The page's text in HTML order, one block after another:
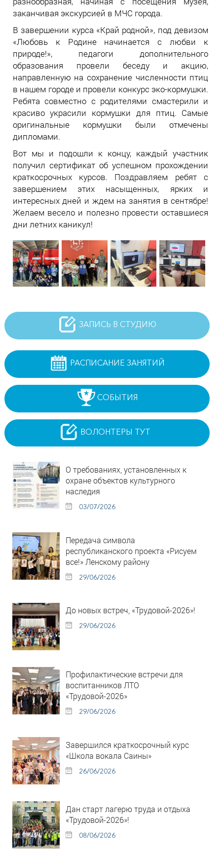
заканчивая экскурсией в МЧС города.
В завершении курса «Край родной», под девизом
«Любовь к Родине начинается с любви к
природе!», педагоги дополнительного
образования провели беседу и акцию,
направленную на сохранение численности птиц
в нашем городе и провели конкурс эко-кормушки.
Ребята совместно с родителями смастерили и
красиво украсили кормушки для птиц. Самые
оригинальные кормушки были отмечены
дипломами.
Вот мы и подошли к концу, каждый участник
получил сертификат об успешном прохождении
краткосрочных курсов. Поздравляем ребят с
завершением этих насыщенных, ярких и
интересных дней и ждем на занятия в сентябре!
Желаем весело и полезно провести оставшиеся
дни летних каникул!
ЗАПИСЬ В СТУДИЮ
РАСПИСАНИЕ ЗАНЯТИЙ
СОБЫТИЯ
ВОЛОНТЕРЫ ТУТ
О требованиях, установленных к
охране объектов культурного
наследия
03/07/2026
Передача символа
республиканского проекта «Рисуем
все!» Ленскому району
29/06/2026
До новых встреч, «Трудовой-2026»!
29/06/2026
Профилактические встречи для
воспитанников ЛТО
«Трудовой-2026»
29/06/2026
Завершился краткосрочный курс
«Школа вокала Саины»
26/06/2026
Дан старт лагерю труда и отдыха
«Трудовой-2026»!
08/06/2026